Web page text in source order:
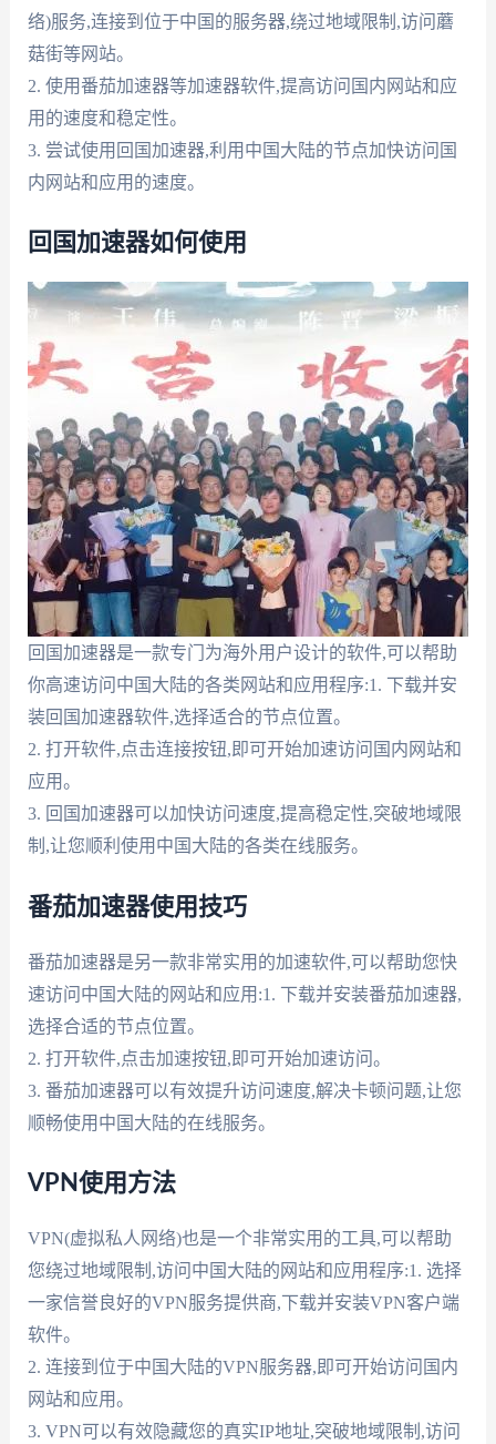
络)服务,连接到位于中国的服务器,绕过地域限制,访问蘑
菇街等网站。
2. 使用番茄加速器等加速器软件,提高访问国内网站和应
用的速度和稳定性。
3. 尝试使用回国加速器,利用中国大陆的节点加快访问国
内网站和应用的速度。
回国加速器如何使用
回国加速器是一款专门为海外用户设计的软件,可以帮助
你高速访问中国大陆的各类网站和应用程序:1. 下载并安
装回国加速器软件,选择适合的节点位置。
2. 打开软件,点击连接按钮,即可开始加速访问国内网站和
应用。
3. 回国加速器可以加快访问速度,提高稳定性,突破地域限
制,让您顺利使用中国大陆的各类在线服务。
番茄加速器使用技巧
番茄加速器是另一款非常实用的加速软件,可以帮助您快
速访问中国大陆的网站和应用:1. 下载并安装番茄加速器,
选择合适的节点位置。
2. 打开软件,点击加速按钮,即可开始加速访问。
3. 番茄加速器可以有效提升访问速度,解决卡顿问题,让您
顺畅使用中国大陆的在线服务。
VPN使用方法
VPN(虚拟私人网络)也是一个非常实用的工具,可以帮助
您绕过地域限制,访问中国大陆的网站和应用程序:1. 选择
一家信誉良好的VPN服务提供商,下载并安装VPN客户端
软件。
2. 连接到位于中国大陆的VPN服务器,即可开始访问国内
网站和应用。
3. VPN可以有效隐藏您的真实IP地址,突破地域限制,访问